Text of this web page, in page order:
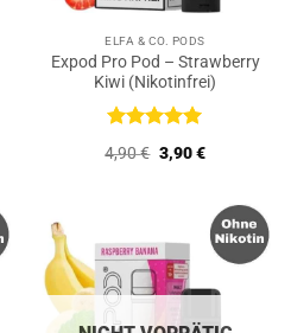
ELFA & CO. PODS
Expod Pro Pod – Strawberry
Kiwi (Nikotinfrei)
Bewertet
mit 5 von
4,90€ Ursprünglicher
Preis
3,90€Aktueller